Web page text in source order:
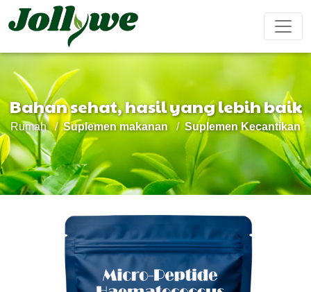
Obat
pencahar
Suplemen
penurun
berat
badan
Meningkatkan
tubuh
Makanan
penambah
stamina
pria
Mencegah
penyakit
Pengobatan
insomnia
Suplemen
pertumbuhan
Kue Ejiao
Tablet/Pil Kapsul
Bubuk
minuman
Minuman cair Kantong teh Permen kenyal
Bahan sehat, hasil yang lebih baik
Rumah Suplemen makanan Suplemen Kecantikan